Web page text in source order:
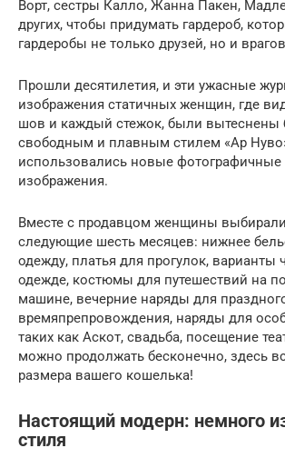
Ворт, сестры Калло, Жанна Пакен,
других, чтобы придумать гардероб,
гардеробы не только друзей, но и
Прошли десятилетия, и эти ужасные
изображения статичных женщин, где
шов и каждый стежок, были вытеснены
свободным и плавным стилем «Ар
использовались новые
изображения.
Вместе с продавцом женщины выбирали
следующие шесть месяцев: нижнее
одежду, платья для прогулок, варианты
одежде, костюмы для путешествий на
машине, вечерние наряды для
времяпрепровождения, наряды для
таких как Аскот, свадьба, посещение
можно продолжать бесконечно, здесь
размера вашего кошелька!
Настоящий модерн: немного
стиля